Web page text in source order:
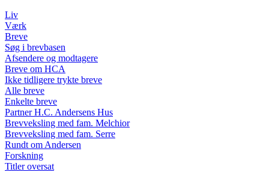
Liv
Værk
Breve
Søg i brevbasen
Afsendere og modtagere
Breve om HCA
Ikke tidligere trykte breve
Alle breve
Enkelte breve
Partner H.C. Andersens Hus
Brevveksling med fam. Melchior
Brevveksling med fam. Serre
Rundt om Andersen
Forskning
Titler oversat